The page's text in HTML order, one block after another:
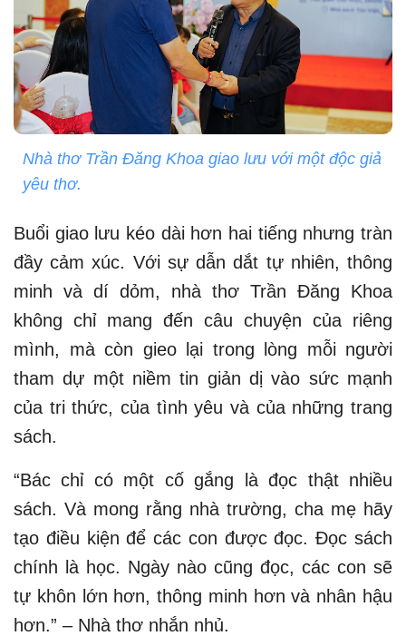
Nhà thơ Trần Đăng Khoa giao lưu với một độc giả
yêu thơ.
Buổi giao lưu kéo dài hơn hai tiếng nhưng tràn
đầy cảm xúc. Với sự dẫn dắt tự nhiên, thông
minh và dí dỏm, nhà thơ Trần Đăng Khoa
không chỉ mang đến câu chuyện của riêng
mình, mà còn gieo lại trong lòng mỗi người
tham dự một niềm tin giản dị vào sức mạnh
của tri thức, của tình yêu và của những trang
sách.
“Bác chỉ có một cố gắng là đọc thật nhiều
sách. Và mong rằng nhà trường, cha mẹ hãy
tạo điều kiện để các con được đọc. Đọc sách
chính là học. Ngày nào cũng đọc, các con sẽ
tự khôn lớn hơn, thông minh hơn và nhân hậu
hơn.” – Nhà thơ nhắn nhủ.